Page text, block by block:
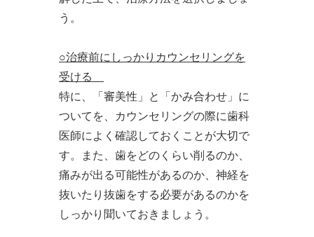
う。
○治療前にしっかりカウンセリングを
受ける
特に、「審美性」と「かみ合わせ」に
ついてを、カウンセリングの際に歯科
医師によく確認しておくことが大切で
す。また、歯をどのくらい削るのか、
痛みが出る可能性があるのか、神経を
抜いたり抜歯をする必要があるのかを
しっかり聞いておきましょう。